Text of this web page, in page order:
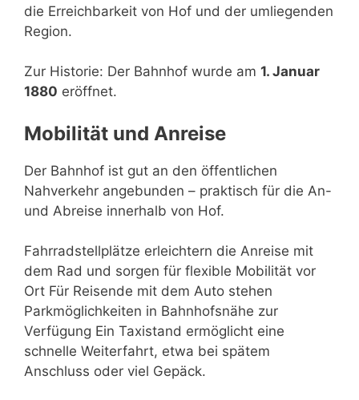
die Erreichbarkeit von Hof und der umliegenden
Region.
Zur Historie: Der Bahnhof wurde am 1. Januar
1880 eröffnet.
Mobilität und Anreise
Der Bahnhof ist gut an den öffentlichen
Nahverkehr angebunden – praktisch für die An-
und Abreise innerhalb von Hof.
Fahrradstellplätze erleichtern die Anreise mit
dem Rad und sorgen für flexible Mobilität vor
Ort Für Reisende mit dem Auto stehen
Parkmöglichkeiten in Bahnhofsnähe zur
Verfügung Ein Taxistand ermöglicht eine
schnelle Weiterfahrt, etwa bei spätem
Anschluss oder viel Gepäck.